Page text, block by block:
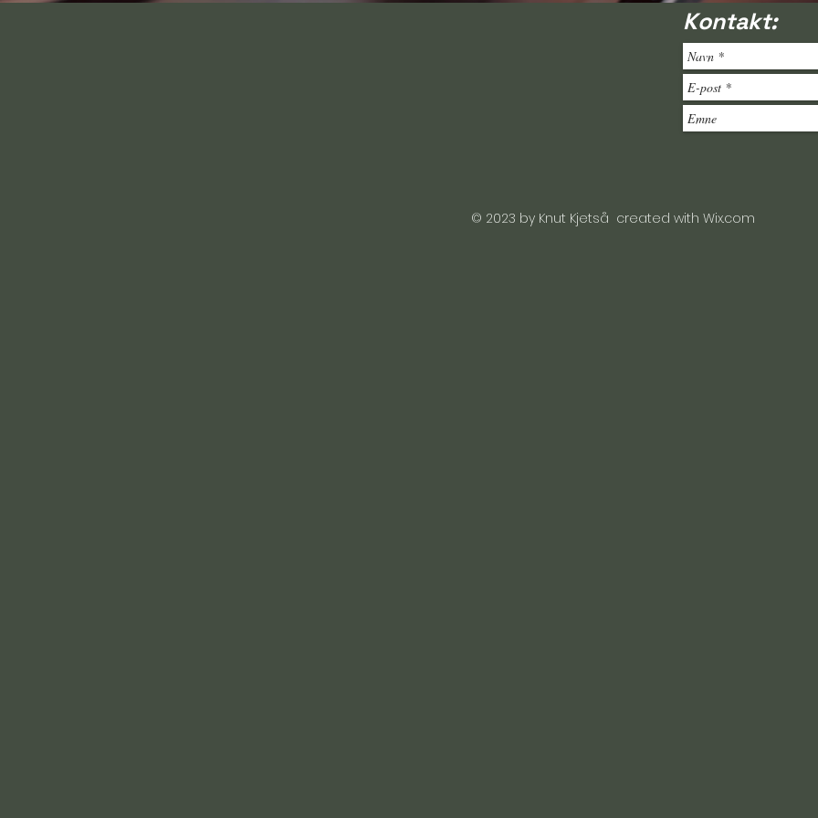
Kontakt:
© 2023 by Knut Kjetså created with Wix.com